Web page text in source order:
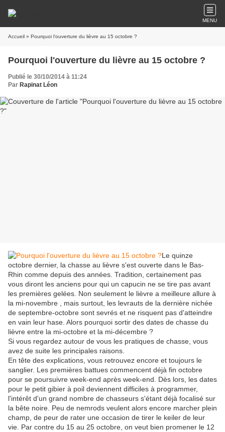
MENU
Accueil » Pourquoi l'ouverture du lièvre au 15 octobre ?
Pourquoi l'ouverture du lièvre au 15 octobre ?
Publié le 30/10/2014 à 11:24
Par Rapinat Léon
Le quinze
octobre dernier, la chasse au lièvre s'est ouverte dans le Bas-
Rhin comme depuis des années. Tradition, certainement pas
vous diront les anciens pour qui un capucin ne se tire pas avant
les premières gelées. Non seulement le lièvre a meilleure allure à
la mi-novembre , mais surtout, les levrauts de la dernière nichée
de septembre-octobre sont sevrés et ne risquent pas d'atteindre
en vain leur hase. Alors pourquoi sortir des dates de chasse du
lièvre entre la mi-octobre et la mi-décembre ?
Si vous regardez autour de vous les pratiques de chasse, vous
avez de suite les principales raisons.
En tête des explications, vous retrouvez encore et toujours le
sanglier. Les premières battues commencent déjà fin octobre
pour se poursuivre week-end après week-end. Dès lors, les dates
pour le petit gibier à poil deviennent difficiles à programmer,
l'intérêt d'un grand nombre de chasseurs s'étant déjà focalisé sur
la bête noire. Peu de nemrods veulent alors encore marcher plein
champ, de peur de rater une occasion de tirer le keiler de leur
vie. Par contre du 15 au 25 octobre, on veut bien promener le 12